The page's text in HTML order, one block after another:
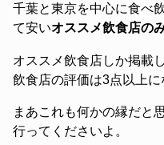
千葉と東京を中心に食べ
て安いオススメ飲食店の
オススメ飲食店しか掲載
飲食店の評価は3点以上に
まあこれも何かの縁だと
行ってくださいよ。